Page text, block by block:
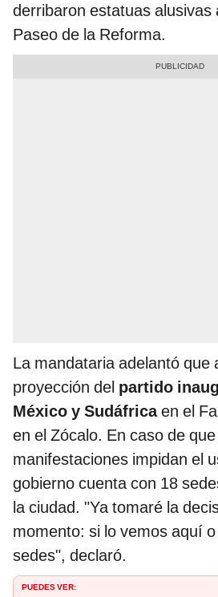
derribaron estatuas alusivas
Paseo de la Reforma.
La mandataria adelantó que
proyección del partido
México y Sudáfricaen el
en el Zócalo. En caso de
manifestaciones impidan el
gobierno cuenta con 18
la ciudad. "Ya tomaré la
momento: si lo vemos aquí
sedes", declaró.
PUEDES VER: